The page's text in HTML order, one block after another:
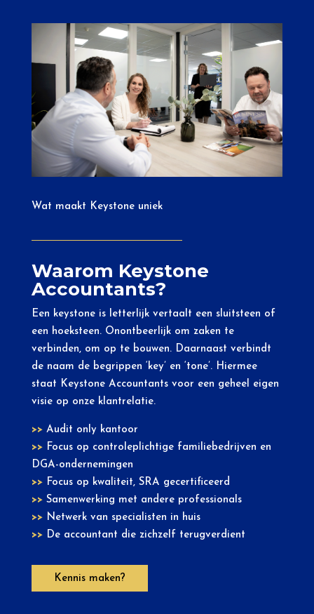
Wat maakt Keystone uniek
Waarom Keystone
Accountants?
Een keystone is letterlijk vertaalt een sluitsteen of
een hoeksteen. Onontbeerlijk om zaken te
verbinden, om op te bouwen. Daarnaast verbindt
de naam de begrippen ‘key’ en ‘tone’. Hiermee
staat Keystone Accountants voor een geheel eigen
visie op onze klantrelatie.
>>Audit only kantoor
>> Focus op controleplichtige familiebedrijven en
DGA-ondernemingen
>> Focus op kwaliteit, SRA gecertificeerd
>> Samenwerking met andere professionals
>> Netwerk van specialisten in huis
>> De accountant die zichzelf terugverdient
Kennis maken?